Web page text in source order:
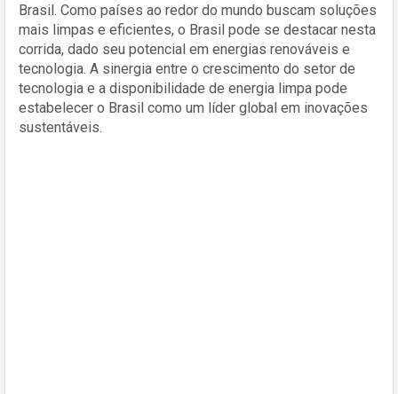
Brasil. Como países ao redor do mundo buscam soluções
mais limpas e eficientes, o Brasil pode se destacar nesta
corrida, dado seu potencial em energias renováveis e
tecnologia. A sinergia entre o crescimento do setor de
tecnologia e a disponibilidade de energia limpa pode
estabelecer o Brasil como um líder global em inovações
sustentáveis.